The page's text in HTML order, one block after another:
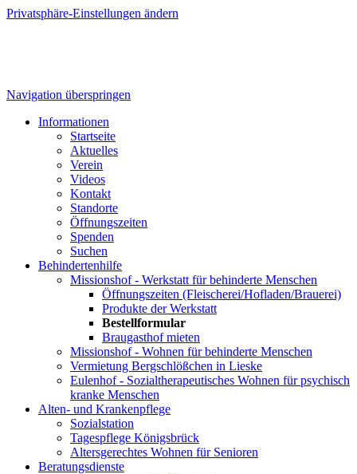
Privatsphäre-Einstellungen ändern
Navigation überspringen
Informationen
Startseite
Aktuelles
Verein
Videos
Kontakt
Standorte
Öffnungszeiten
Spenden
Suchen
Behindertenhilfe
Missionshof - Werkstatt für behinderte Menschen
Öffnungszeiten (Fleischerei/Hofladen/Brauerei)
Produkte der Werkstatt
Bestellformular
Braugasthof mieten
Missionshof - Wohnen für behinderte Menschen
Vermietung Bergschlößchen in Lieske
Eulenhof - Sozialtherapeutisches Wohnen für psychisch
kranke Menschen
Alten- und Krankenpflege
Sozialstation
Tagespflege Königsbrück
Altersgerechtes Wohnen für Senioren
Beratungsdienste